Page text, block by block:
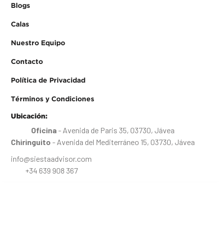
Blogs
Calas
Nuestro Equipo
Contacto
Política de Privacidad
Términos y Condiciones
Ubicación:
Oficina- Avenida de Paris 35, 03730, Jávea
Chiringuito - Avenida del Mediterráneo 15, 03730, Jávea
info@siestaadvisor.com
+34 639 908 367